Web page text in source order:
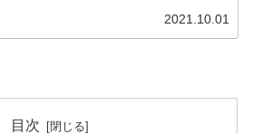
記載したお仕事体験記、料金等に関係する予約方法、お
情報等を記載しています。
2021.10.01
目次